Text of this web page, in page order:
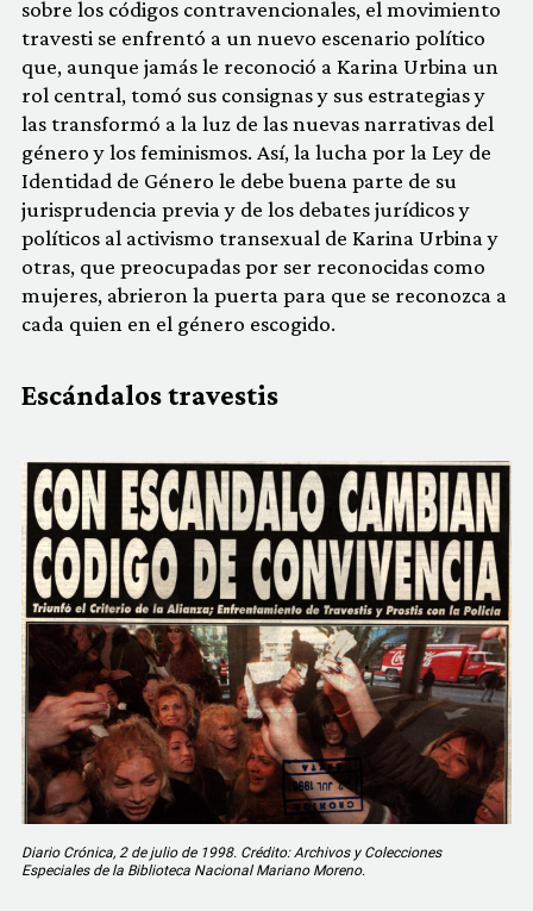
sobre los códigos contravencionales, el movimiento
travesti se enfrentó a un nuevo escenario político
que, aunque jamás le reconoció a Karina Urbina un
rol central, tomó sus consignas y sus estrategias y
las transformó a la luz de las nuevas narrativas del
género y los feminismos. Así, la lucha por la Ley de
Identidad de Género le debe buena parte de su
jurisprudencia previa y de los debates jurídicos y
políticos al activismo transexual de Karina Urbina y
otras, que preocupadas por ser reconocidas como
mujeres, abrieron la puerta para que se reconozca a
cada quien en el género escogido.
Escándalos travestis
Diario Crónica, 2 de julio de 1998. Crédito: Archivos y Colecciones
Especiales de la Biblioteca Nacional Mariano Moreno.